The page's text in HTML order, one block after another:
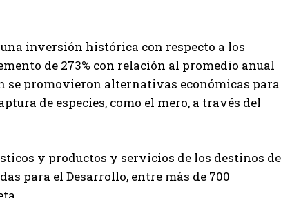
inversión histórica con respecto a los
de 273% con relación al promedio anual
promovieron alternativas económicas para
de especies, como el mero, a través del
y productos y servicios de los destinos de
para el Desarrollo, entre más de 700